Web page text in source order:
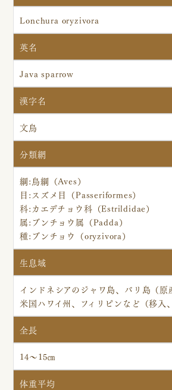
Lonchura oryzivora
英名
Java sparrow
漢字名
文鳥
分類網
綱:鳥綱（Aves）
目:スズメ目（Passeriformes）
科:カエデチョウ科（Estrildidae）
属:ブンチョウ属（Padda）
種:ブンチョウ（oryzivora）
生息域
インドネシアのジャワ島、バリ島（原
米国ハワイ州、フィリピンなど（移入
全長
14～15㎝
体重平均